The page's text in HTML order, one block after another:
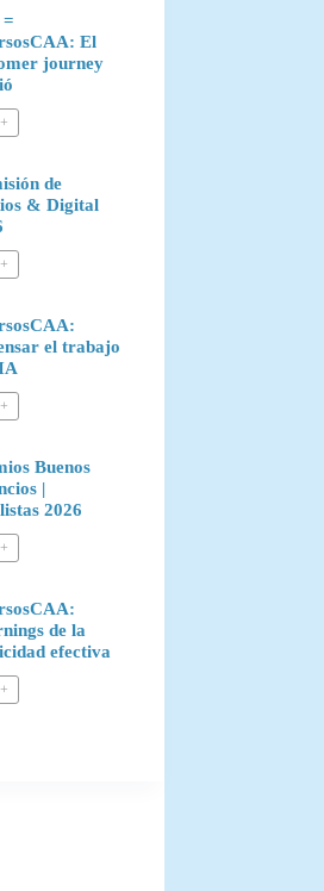
=
El
journey
de
& Digital
el trabajo
Buenos
|
2026
de la
efectiva